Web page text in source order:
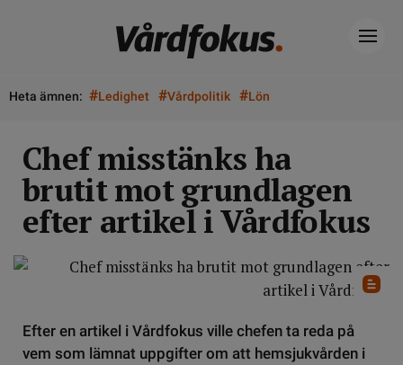
Heta ämnen: #Ledighet #Vårdpolitik #Lön
Chef misstänks ha
brutit mot grundlagen
efter artikel i Vårdfokus
Efter en artikel i Vårdfokus ville chefen ta reda på
vem som lämnat uppgifter om att hemsjukvården i